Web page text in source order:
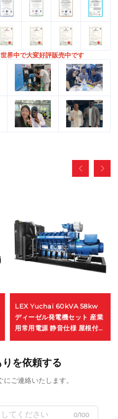
界中で大変好評販売中です
LEX Yuchai 60kVA 58kw
ディーゼル発電機セット 産業
用常用電源 静音仕様 屋根付き
を依頼する
ご連絡いたします。
0/100